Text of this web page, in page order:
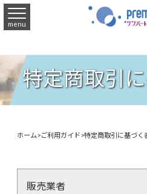
menu
特定商取引
ホーム>ご利用ガイド>特定商取引に基づく
販売業者